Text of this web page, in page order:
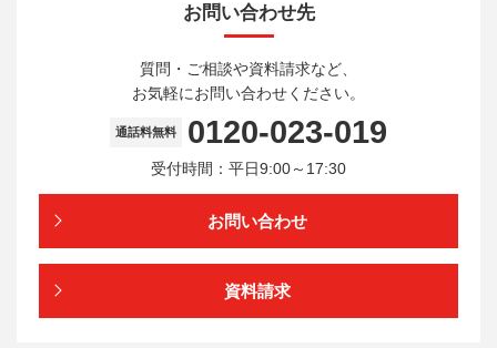
お問い合わせ先
質問・ご相談や資料請求など、
お気軽にお問い合わせください。
通話料無料 0120-023-019
受付時間：平日9:00～17:30
お問い合わせ
資料請求